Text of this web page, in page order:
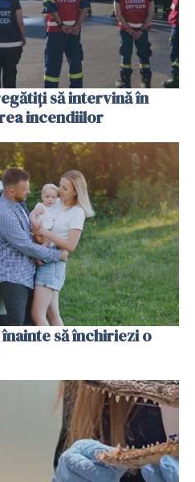
să intervină în
incendiilor
să închiriezi o